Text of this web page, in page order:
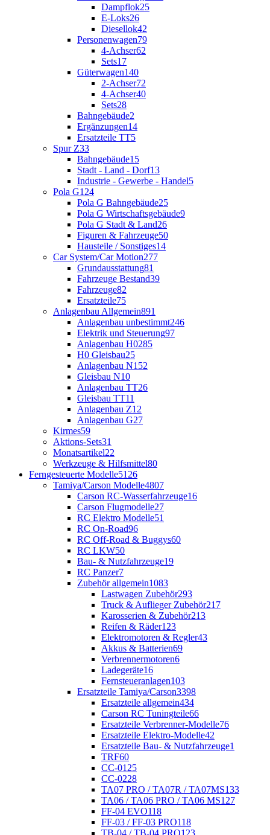
Dampflok25
E-Loks26
Diesellok42
Personenwagen79
4-Achser62
Sets17
Güterwagen140
2-Achser72
4-Achser40
Sets28
Bahngebäude2
Ergänzungen14
Ersatzteile TT5
Spur Z33
Bahngebäude15
Stadt - Land - Dorf13
Industrie - Gewerbe - Handel5
Pola G124
Pola G Bahngebäude25
Pola G Wirtschaftsgebäude9
Pola G Stadt & Land26
Figuren & Fahrzeuge50
Hausteile / Sonstiges14
Car System/Car Motion277
Grundausstattung81
Fahrzeuge Bestand39
Fahrzeuge82
Ersatzteile75
Anlagenbau Allgemein891
Anlagenbau unbestimmt246
Elektrik und Steuerung97
Anlagenbau H0285
H0 Gleisbau25
Anlagenbau N152
Gleisbau N10
Anlagenbau TT26
Gleisbau TT11
Anlagenbau Z12
Anlagenbau G27
Kirmes59
Aktions-Sets31
Monatsartikel22
Werkzeuge & Hilfsmittel80
Ferngesteuerte Modelle5126
Tamiya/Carson Modelle4807
Carson RC-Wasserfahrzeuge16
Carson Flugmodelle27
RC Elektro Modelle51
RC On-Road96
RC Off-Road & Buggys60
RC LKW50
Bau- & Nutzfahrzeuge19
RC Panzer7
Zubehör allgemein1083
Lastwagen Zubehör293
Truck & Auflieger Zubehör217
Karosserien & Zubehör213
Reifen & Räder123
Elektromotoren & Regler43
Akkus & Batterien69
Verbrennermotoren6
Ladegeräte16
Fernsteueranlagen103
Ersatzteile Tamiya/Carson3398
Ersatzteile allgemein434
Carson RC Tuningteile66
Ersatzteile Verbrenner-Modelle76
Ersatzteile Elektro-Modelle42
Ersatzteile Bau- & Nutzfahrzeuge1
TRF60
CC-01 25
CC-0228
TA07 PRO / TA07R / TA07MS133
TA06 / TA06 PRO / TA06 MS127
FF-04 EVO118
FF-03 / FF-03 PRO118
TB-04 / TB-04 PRO123